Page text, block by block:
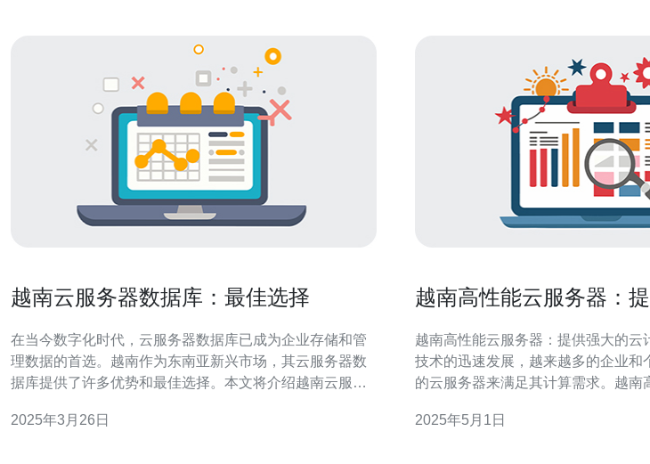
越南云服务器数据库：最佳选择
在当今数字化时代，云服务器数据库已成为企业存储和管
理数据的首选。越南作为东南亚新兴市场，其云服务器数
据库提供了许多优势和最佳选择。本文将介绍越南云服务
据库拥有以下优势： 高可靠性：越南的云服务器数据库提
2025年3月26日
越南高性能云服务器：
越南高性能云服务器：提供强大的云计算能力
技术的迅速发展，越来越多的企业和
的云服务器来满足其计算需求。越南
为用户提供了卓越的云计算能力。 越南高性能云服务器采
2025年5月1日